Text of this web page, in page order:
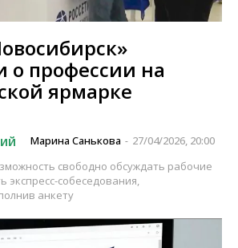
о профессии на
ярмарке
Марина Санькова - 27/04/2026, 20:00
свободно обсуждать рабочие
экспресс-собеседования,
анкету